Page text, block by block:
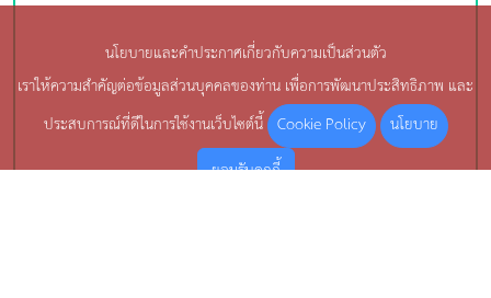
นโยบายและคำประกาศเกี่ยวกับความเป็นส่วนตัว
เราให้ความสำคัญต่อข้อมูลส่วนบุคคลของท่าน เพื่อการพัฒนาประสิทธิภาพ และ
ประสบการณ์ที่ดีในการใช้งานเว็บไซต์นี้ Cookie Policy
นโยบาย
ยอมรับคุกกี้